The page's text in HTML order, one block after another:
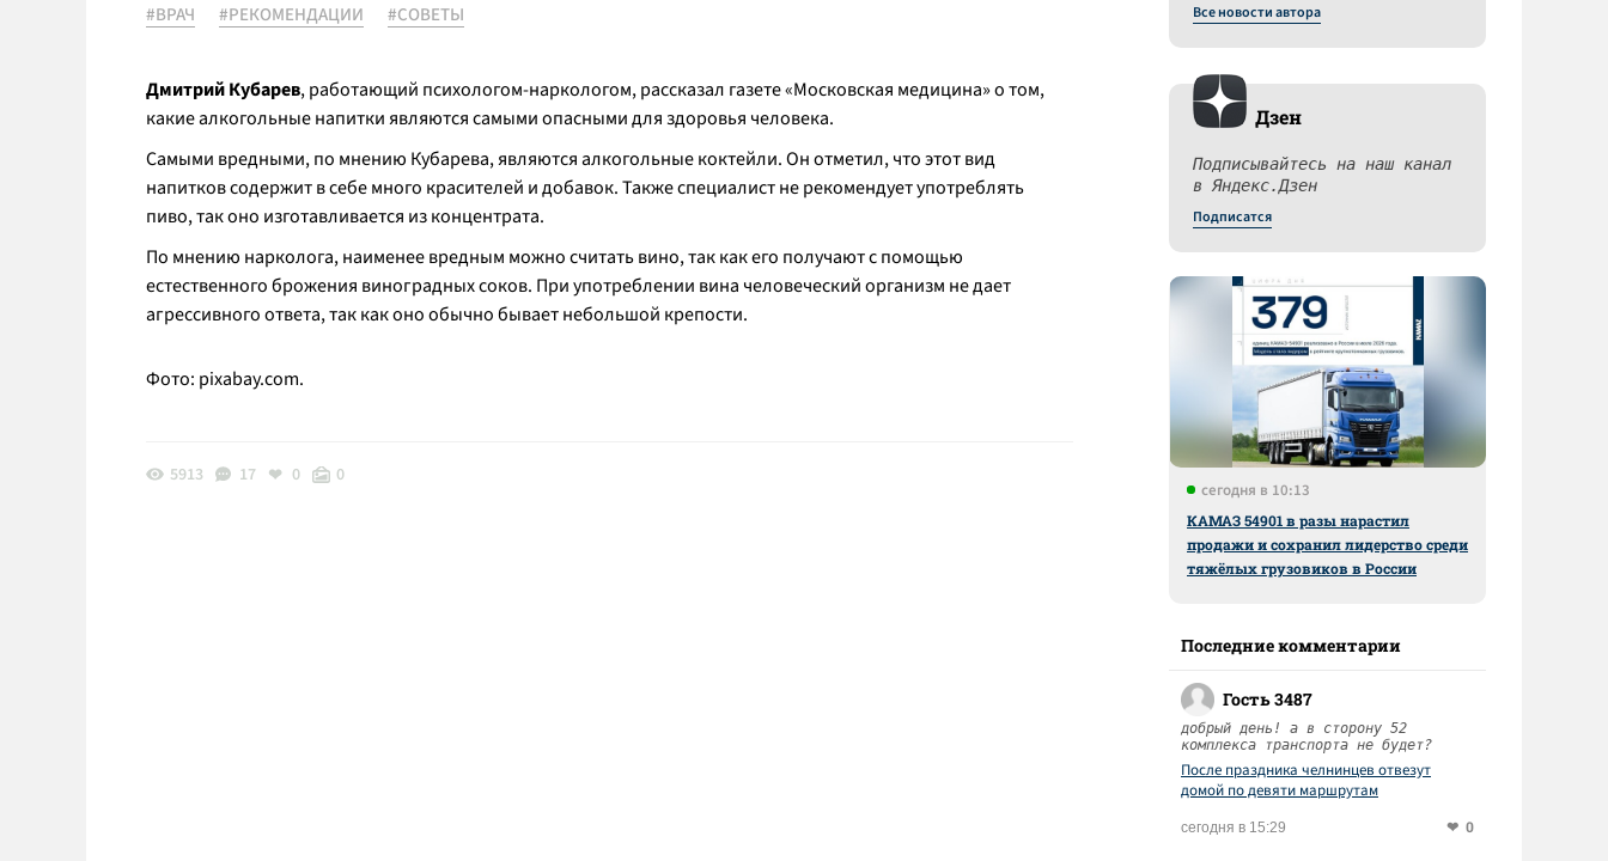
#ВРАЧ
#РЕКОМЕНДАЦИИ #СОВЕТЫ
Дмитрий Кубарев, работающий психологом-наркологом, рассказал газете «Московская медицина» о том,
какие алкогольные напитки являются самыми опасными для здоровья человека.
Самыми вредными, по мнению Кубарева, являются алкогольные коктейли. Он отметил, что этот вид
напитков содержит в себе много красителей и добавок. Также специалист не рекомендует употреблять
пиво, так оно изготавливается из концентрата.
По мнению нарколога, наименее вредным можно считать вино, так как его получают с помощью
естественного брожения виноградных соков. При употреблении вина человеческий организм не дает
агрессивного ответа, так как оно обычно бывает небольшой крепости.
Фото: pixabay.com.
5913 17 0 0
Все новости автора
Дзен
Подписывайтесь на наш канал
в Яндекс.Дзен
Подписатся
сегодня в 10:13
КАМАЗ 54901 в разы нарастил
продажи и сохранил лидерство среди
тяжёлых грузовиков в России
Последние комментарии
Гость 3487
добрый день! а в сторону 52
комплекса транспорта не будет?
После праздника челнинцев отвезут
домой по девяти маршрутам
сегодня в 15:29 0